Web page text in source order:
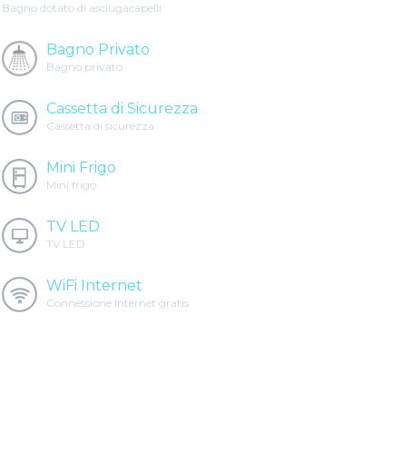
Bagno dotato di asciugacapelli
Bagno Privato
Bagno privato
Cassetta di Sicurezza
Cassetta di sicurezza
Mini Frigo
Mini frigo
TV LED
TV LED
WiFi Internet
Connessione Internet gratis